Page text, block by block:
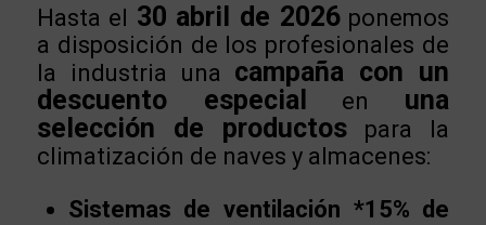
Hasta el 30 abril de 2026ponemos
a disposición de los profesionales de
la industria una campaña con un
descuento especial
en una
selección de productos para la
climatización de naves y almacenes:
Sistemas de ventilación *15% de